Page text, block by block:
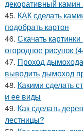
декоративный
45. КАК сделать
подобрать картон
46. Скачать
огородное рисунок
47. Проход
выводить дымоход
48. Какими сделать
и ее виды
49. Как сделать
лестницы?